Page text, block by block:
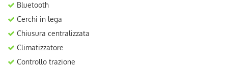
Bluetooth
Cerchi in lega
Chiusura centralizzata
Climatizzatore
Controllo trazione